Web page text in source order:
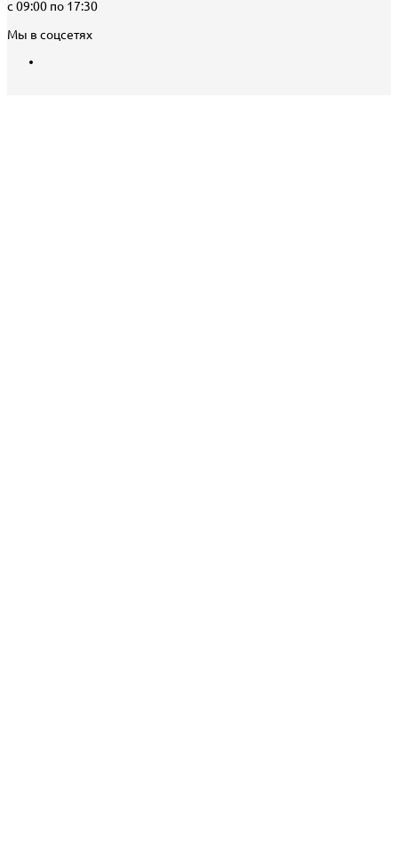
с 09:00 по 17:30
Мы в соцсетях